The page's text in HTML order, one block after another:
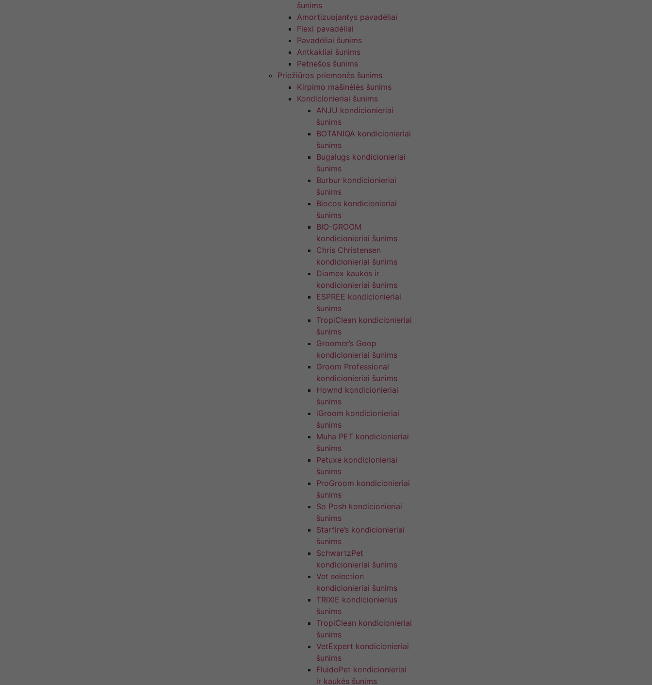
šunims
Amortizuojantys pavadėliai
Flexi pavadėliai
Pavadėliai šunims
Antkakliai šunims
Petnešos šunims
Priežiūros priemonės šunims
Kirpimo mašinėlės šunims
Kondicionieriai šunims
ANJU kondicionieriai
šunims
BOTANIQA kondicionieriai
šunims
Bugalugs kondicionieriai
šunims
Burbur kondicionieriai
šunims
Biocos kondicionieriai
šunims
BIO-GROOM
kondicionieriai šunims
Chris Christensen
kondicionieriai šunims
Diamex kaukės ir
kondicionieriai šunims
ESPREE kondicionieriai
šunims
TropiClean kondicionieriai
šunims
Groomer’s Goop
kondicionieriai šunims
Groom Professional
kondicionieriai šunims
Hownd kondicionieriai
šunims
iGroom kondicionieriai
šunims
Muha PET kondicionieriai
šunims
Petuxe kondicionieriai
šunims
ProGroom kondicionieriai
šunims
So Posh kondicionieriai
šunims
Starfire’s kondicionieriai
šunims
SchwartzPet
kondicionieriai šunims
Vet selection
kondicionieriai šunims
TRIXIE kondicionierius
šunims
TropiClean kondicionieriai
šunims
VetExpert kondicionieriai
šunims
FluidoPet kondicionieriai
ir kaukės šunims